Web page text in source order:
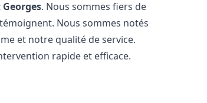
. Nous sommes fiers de
Nous sommes notés
et notre qualité de service.
rapide et efficace.